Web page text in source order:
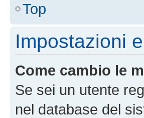
Top
Impostazioni
Come cambio le
Se sei un utente
nel database del